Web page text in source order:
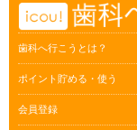
歯科へ行こうとは？
ポイント貯める・使う
会員登録